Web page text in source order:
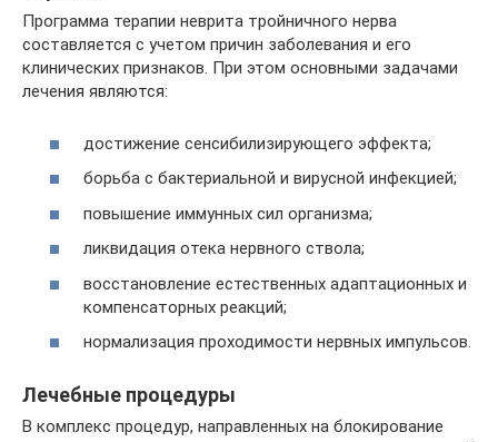
Программа терапии неврита тройничного нерва
составляется с учетом причин заболевания и его
клинических признаков. При этом основными задачами
лечения являются:
достижение сенсибилизирующего эффекта;
борьба с бактериальной и вирусной инфекцией;
повышение иммунных сил организма;
ликвидация отека нервного ствола;
восстановление естественных адаптационных и
компенсаторных реакций;
нормализация проходимости нервных импульсов.
Лечебные процедуры
В комплекс процедур, направленных на блокирование